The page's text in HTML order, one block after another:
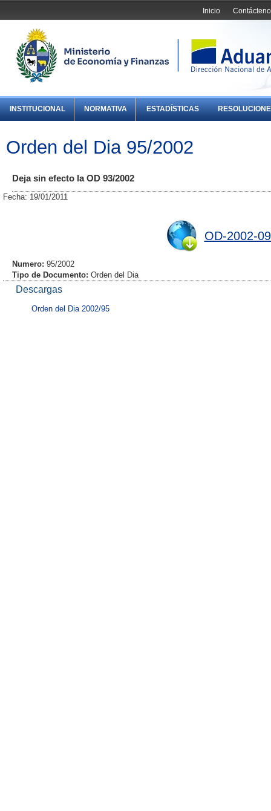
Inicio
INSTITUCIONAL NORMATIVA ESTADÍSTICAS
Orden del Dia 95/2002
Deja sin efecto la OD 93/2002
Fecha: 19/01/2011
OD-2002-
Numero: 95/2002
Tipo de Documento: Orden del Dia
Descargas
Orden del Dia 2002/95